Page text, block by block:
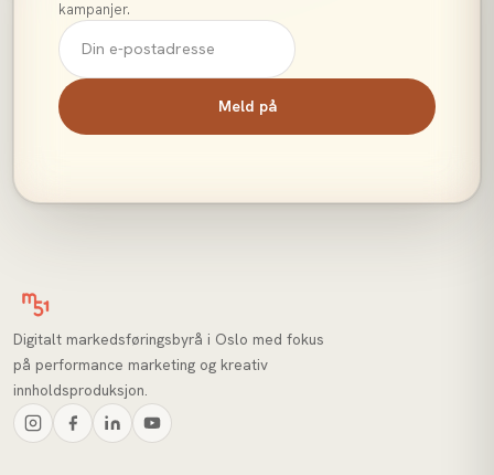
kampanjer.
Meld på
Digitalt markedsføringsbyrå i Oslo med fokus
på performance marketing og kreativ
innholdsproduksjon.